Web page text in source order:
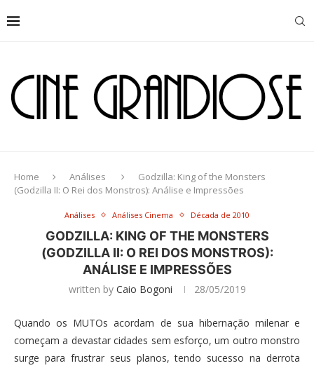
Home Análises
Godzilla: King of the Monsters
(Godzilla II: O Rei dos Monstros): Análise e Impressões
Análises Análises Cinema Década de 2010
GODZILLA: KING OF THE MONSTERS
(GODZILLA II: O REI DOS MONSTROS):
ANÁLISE E IMPRESSÕES
written by Caio Bogoni 28/05/2019
Quando os MUTOs acordam de sua hibernação milenar e
começam a devastar cidades sem esforço, um outro monstro
surge para frustrar seus planos, tendo sucesso na derrota